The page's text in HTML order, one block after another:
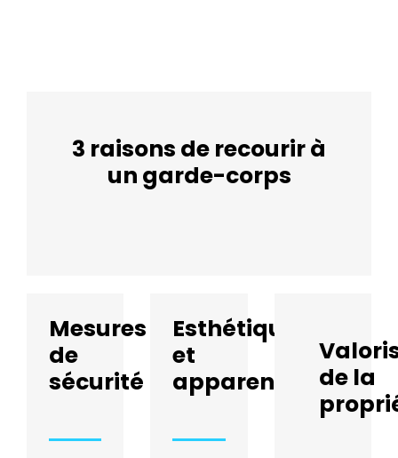
3 raisons de recourir à
un garde-corps
Mesures
de
sécurité
Esthétique
et
apparence
de la